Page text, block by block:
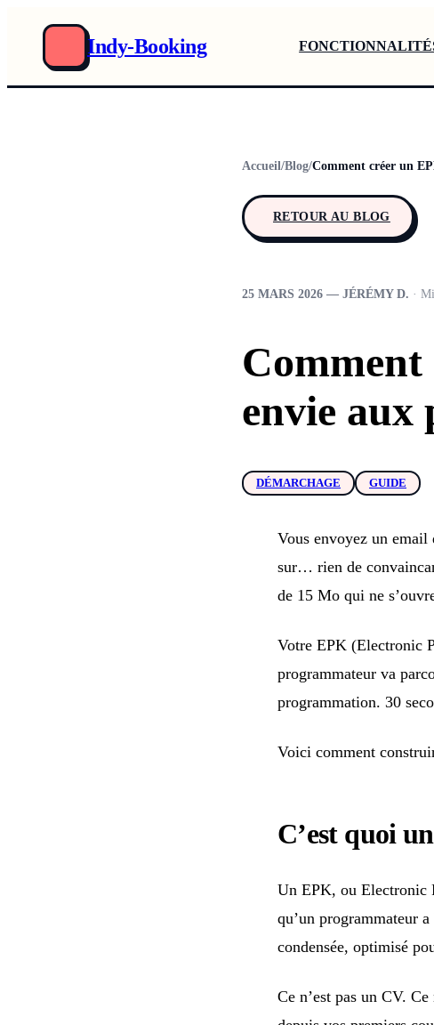
Indy-Booking
Accueil/Blog/Comment créer un
RETOUR AU BLOG
25 MARS 2026 — JÉRÉMY D. ·
envie aux
DÉMARCHAGE GUIDE
Vous envoyez un
sur… rien de
de 15 Mo qui ne
Votre EPK (Electronic
programmateur va
programmation. 30
Voici comment
C’est quoi
Un EPK, ou Electronic
qu’un programmateur
condensée, optimisé
Ce n’est pas un CV.